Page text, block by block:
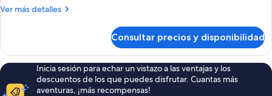
Ver más detalles
Más
Consultar precios y disponibilidad
Inicia sesión para echar un vistazo a las ventajas y los
descuentos de los que puedes disfrutar. Cuantas más
aventuras, ¡más recompensas!